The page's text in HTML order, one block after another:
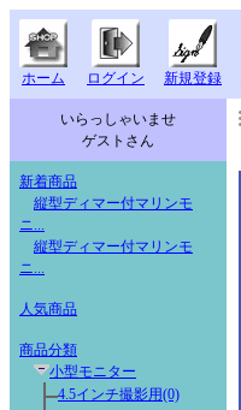
ホーム ログイン 新規登録
いらっしゃいませ
ゲストさん
新着商品
縦型ディマー付マリンモ
ニ...
縦型ディマー付マリンモ
ニ...
人気商品
商品分類
小型モニター
4.5インチ撮影用(0)